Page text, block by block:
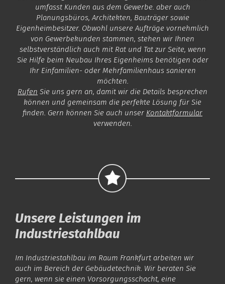
umfasst Kunden aus dem Gewerbe. aber auch
Planungsbüros, Architekten, Bauträger sowie
Eigenheimbesitzer. Obwohl unsere Aufträge vornehmlich
von Gewerbekunden stammen, stehen wir Ihnen
selbstverständlich auch mit Rat und Tat zur Seite, wenn
Sie Hilfe beim Neubau Ihres Eigenheims benötigen oder
Ihr Einfamilien- oder Mehrfamilienhaus sanieren
möchten.
Rufen Sie uns gern an, damit wir die Details besprechen
können und gemeinsam die perfekte Lösung für Sie
finden. Gern können Sie auch unser Kontaktformular
verwenden.
Unsere Leistungen im
Industriestahlbau
Im Industriestahlbau im Raum Frankfurt arbeiten wir
auch im Bereich der Gebäudetechnik. Wir beraten Sie
gern, wenn sie einen Vorsorgungsschacht, eine